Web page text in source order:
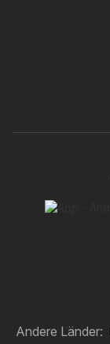
Andere Länder: